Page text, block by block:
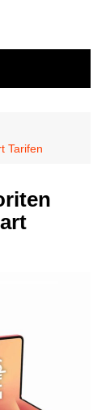
Tarifen